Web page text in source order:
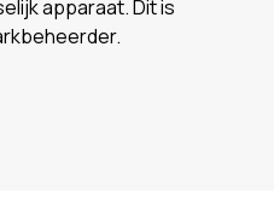
apparaat. Dit is